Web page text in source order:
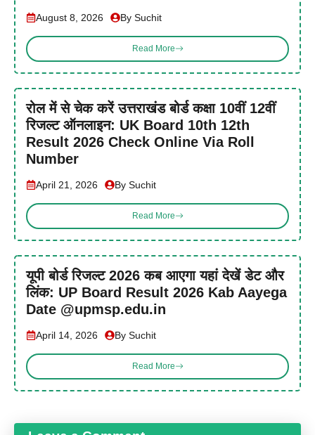
August 8, 2026 By Suchit
Read More
रोल में से चेक करें उत्तराखंड बोर्ड कक्षा 10वीं 12वीं
रिजल्ट ऑनलाइन: UK Board 10th 12th
Result 2026 Check Online Via Roll
Number
April 21, 2026 By Suchit
Read More
यूपी बोर्ड रिजल्ट 2026 कब आएगा यहां देखें डेट और
लिंक: UP Board Result 2026 Kab Aayega
Date @upmsp.edu.in
April 14, 2026 By Suchit
Read More